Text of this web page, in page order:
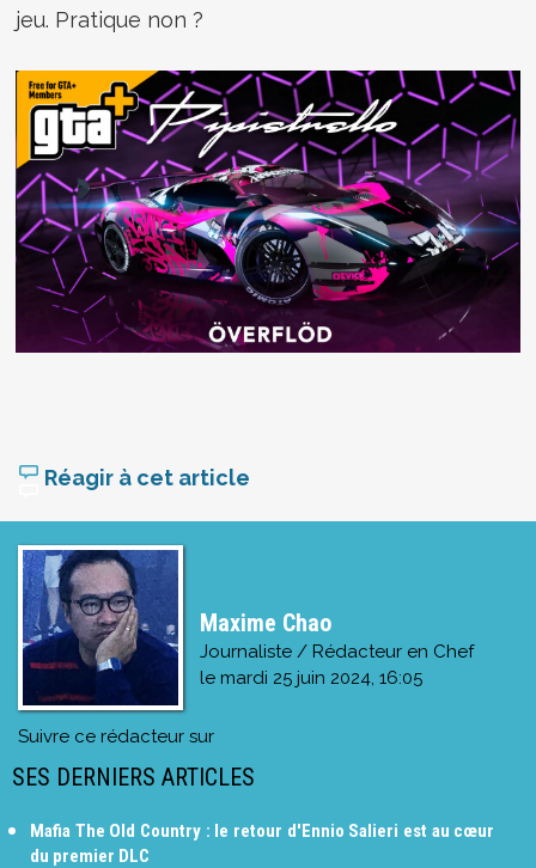
jeu. Pratique non ?
Réagir à cet article
Maxime Chao
Journaliste / Rédacteur en Chef
le mardi 25 juin 2024, 16:05
Suivre ce rédacteur sur
SES DERNIERS ARTICLES
Mafia The Old Country : le retour d'Ennio Salieri est au cœur
du premier DLC